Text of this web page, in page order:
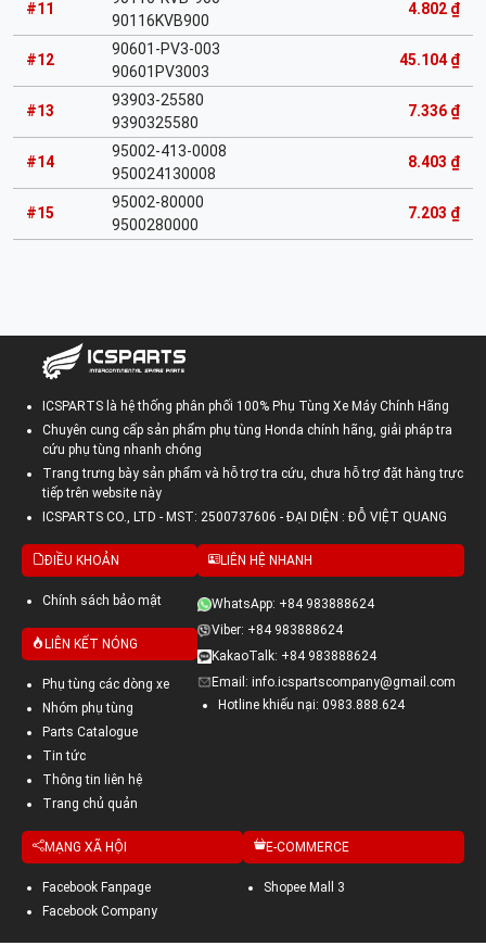
#11
90116KVB900
4.802 ₫
#12
90601-PV3-003
90601PV3003
45.104 ₫
#13
93903-25580
9390325580
7.336 ₫
#14
95002-413-0008
950024130008
8.403 ₫
#15
95002-80000
9500280000
7.203 ₫
ICSPARTS là hệ thống phân phối 100% Phụ Tùng Xe Máy Chính Hãng
Chuyên cung cấp sản phẩm phụ tùng Honda chính hãng, giải pháp tra
cứu phụ tùng nhanh chóng
Trang trưng bày sản phẩm và hỗ trợ tra cứu, chưa hỗ trợ đặt hàng trực
tiếp trên website này
ICSPARTS CO., LTD - MST: 2500737606 - ĐẠI DIỆN : ĐỖ VIỆT QUANG
ĐIỀU KHOẢN
Chính sách bảo mật
LIÊN KẾT NÓNG
Phụ tùng các dòng xe
Nhóm phụ tùng
Parts Catalogue
Tin tức
Thông tin liên hệ
Trang chủ quản
LIÊN HỆ NHANH
WhatsApp: +84 983888624
Viber: +84 983888624
KakaoTalk: +84 983888624
Email: info.icspartscompany@gmail.com
Hotline khiếu nại: 0983.888.624
MẠNG XÃ HỘI
Facebook Fanpage
Facebook Company
E-COMMERCE
Shopee Mall 3